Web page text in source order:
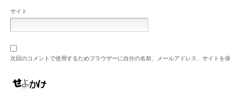
サイト
次回のコメントで使用するためブラウザーに自分の名前、メールアドレス、サイトを